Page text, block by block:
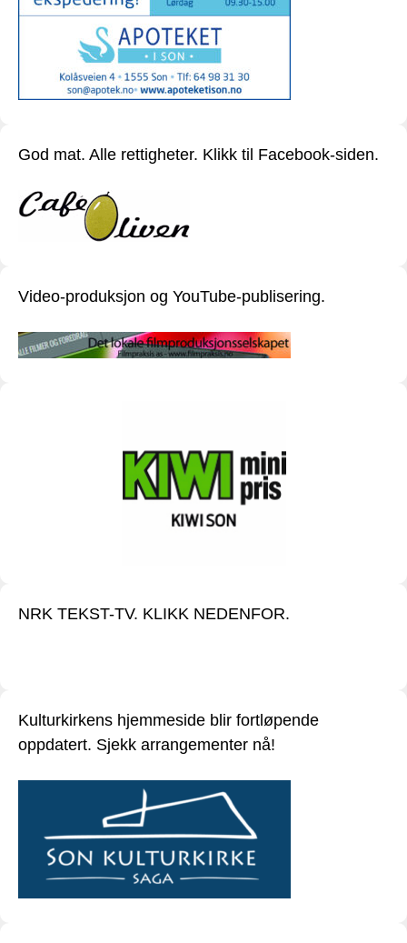
God mat. Alle rettigheter. Klikk til Facebook-siden.
Video-produksjon og YouTube-publisering.
NRK TEKST-TV. KLIKK NEDENFOR.
Kulturkirkens hjemmeside blir fortløpende
oppdatert. Sjekk arrangementer nå!